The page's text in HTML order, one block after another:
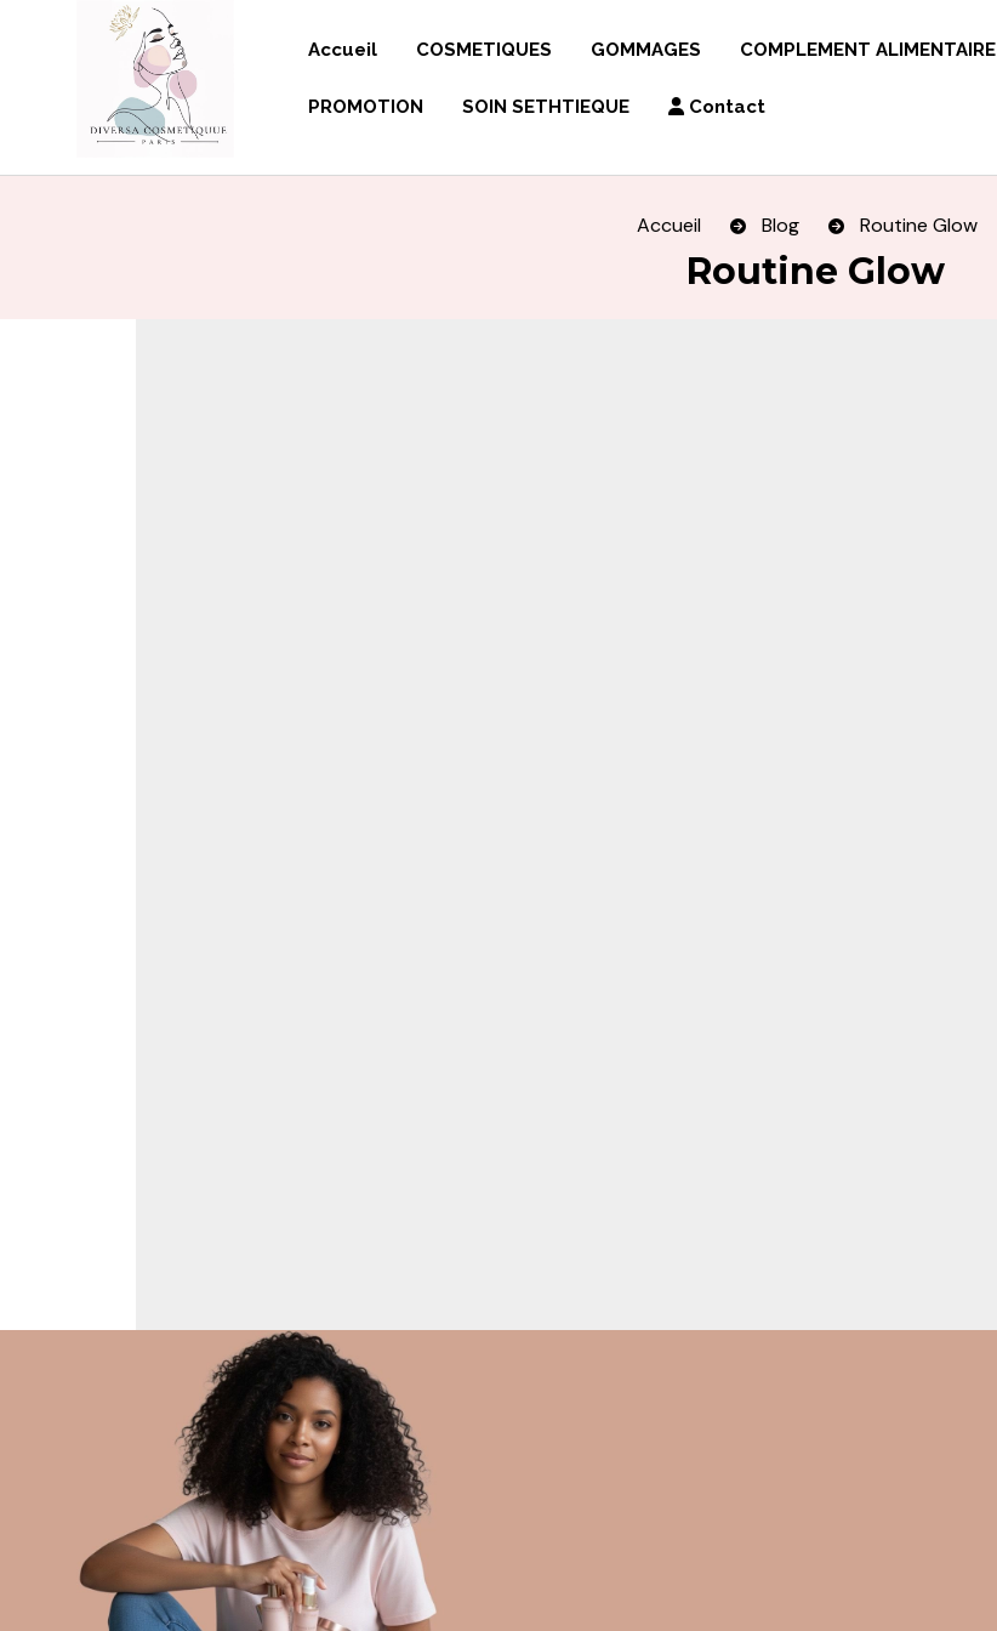
Accueil COSMETIQUES GOMMAGES COMPLEMENT ALIMENTAIRE
PROMOTION SOIN SETHTIEQUE Contact
Accueil Blog Routine Glow
Routine Glow
Panneau de gestion des cookies